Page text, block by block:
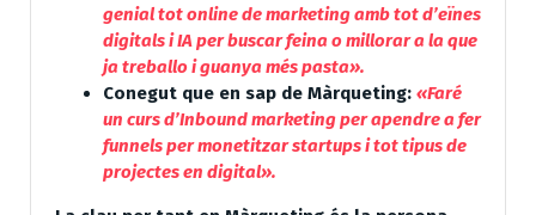
genial tot online de marketing amb tot d’eïnes
digitals i IA per buscar feina o millorar a la que
ja treballo i guanya més pasta».
Conegut que en sap de Màrqueting: «Faré
un curs d’Inbound marketing per apendre a fer
funnels per monetitzar startups i tot tipus de
projectes en digital».